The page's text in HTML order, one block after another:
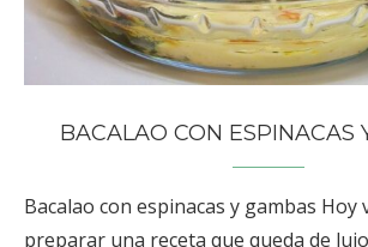
BACALAO CON ESPINACAS
Bacalao con espinacas y gambas Hoy
preparar una receta que queda de